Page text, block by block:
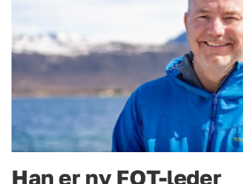
Han er ny FOT-leder